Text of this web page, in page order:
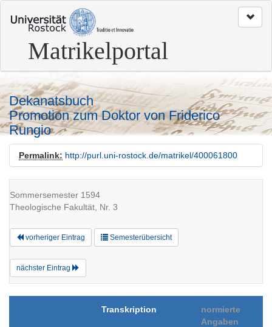
zum
Seitenanfang
Matrikelportal
Dekanatsbuch
Promotion zum Doktor von Friderico
Rungio
Permalink: http://purl.uni-rostock.de/matrikel/400061800
Sommersemester 1594
Theologische Fakultät, Nr. 3
vorheriger Eintrag Semesterübersicht
nächster Eintrag
Transkription
normierte
Angaben